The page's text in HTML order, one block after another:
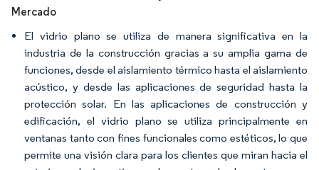
Mercado
El vidrio plano se utiliza de manera significativa en la
industria de la construcción gracias a su amplia gama de
funciones, desde el aislamiento térmico hasta el aislamiento
acústico, y desde las aplicaciones de seguridad hasta la
protección solar. En las aplicaciones de construcción y
edificación, el vidrio plano se utiliza principalmente en
ventanas tanto con fines funcionales como estéticos, lo que
permite una visión clara para los clientes que miran hacia el